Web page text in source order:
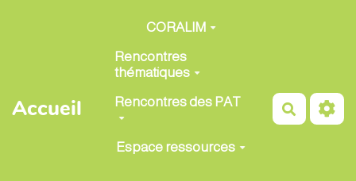
Aller au contenu principal
Accueil
CORALIM
Rencontres
thématiques
Rencontres des PAT
Espace ressources